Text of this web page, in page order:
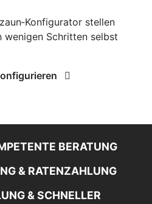
stellen
wenigen Schritten selbst
BERATUNG
& RATENZAHLUNG
& SCHNELLER